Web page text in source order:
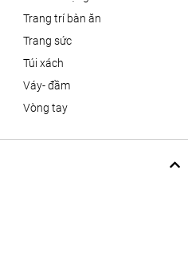
trang trí bàn ăn
trang sức
túi xách
váy- đầm
vòng tay